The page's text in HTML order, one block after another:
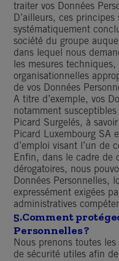
traiter vos Données
D’ailleurs, ces
systématiquement
société du groupe
dans lequel nous
les mesures
organisationnelles
de vos Données
A titre d’exemple, vos
notamment
Picard Surgelés, à
Picard Luxembourg SA
d’emploi visant l’un de
Enfin, dans le cadre de
dérogatoires, nous
Données Personnelles,
expressément exigées
administratives
5.Comment
Personnelles ?
Nous prenons toutes
de sécurité utiles afin